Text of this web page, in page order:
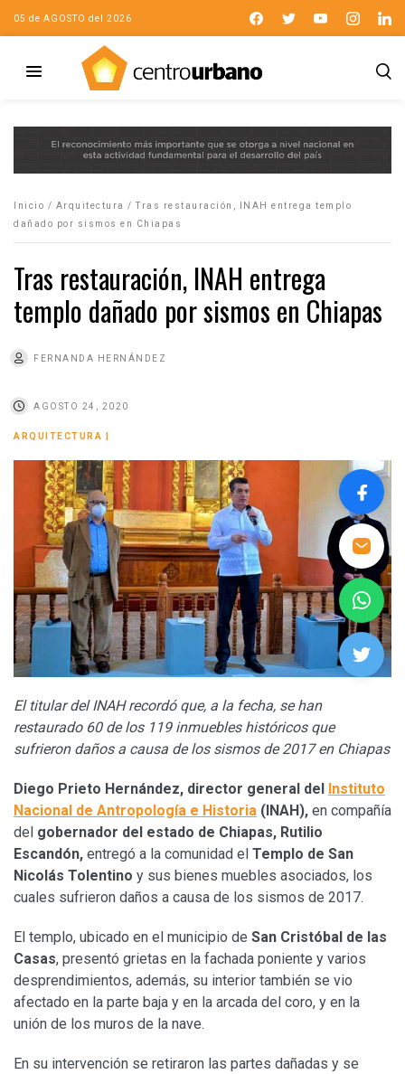
05 de AGOSTO del 2026
Inicio / Arquitectura /Tras restauración, INAH entrega templo
dañado por sismos en Chiapas
Tras restauración, INAH entrega
templo dañado por sismos en Chiapas
FERNANDA HERNÁNDEZ
AGOSTO 24, 2020
ARQUITECTURA
El titular del INAH recordó que, a la fecha, se han
restaurado 60 de los 119 inmuebles históricos que
sufrieron daños a causa de los sismos de 2017 en Chiapas
Diego Prieto Hernández, director general del
Instituto
Nacional de Antropología e Historia (INAH), en compañía
del gobernador del estado de Chiapas, Rutilio
Escandón, entregó a la comunidad el Templo de San
Nicolás Tolentino y sus bienes muebles asociados, los
cuales sufrieron daños a causa de los sismos de 2017.
El templo, ubicado en el municipio de San Cristóbal de las
Casas, presentó grietas en la fachada poniente y varios
desprendimientos, además, su interior también se vio
afectado en la parte baja y en la arcada del coro, y en la
unión de los muros de la nave.
En su intervención se retiraron las partes dañadas y se